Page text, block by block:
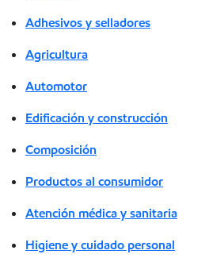
Adhesivos y selladores
Agricultura
Automotor
Edificación y construcción
Composición
Productos al consumidor
Atención médica y sanitaria
Higiene y cuidado personal